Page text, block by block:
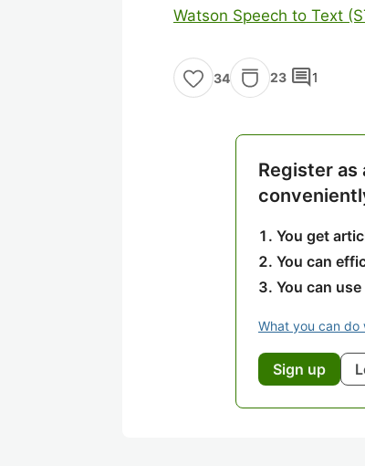
Watson Speech to Text
34 23 comment1
Register as
You get
You can
You can
What you can do
Sign up